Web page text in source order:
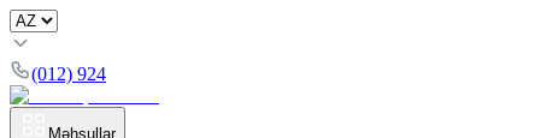
(012) 924
Məhsullar